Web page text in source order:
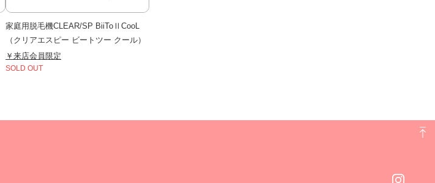
家庭用脱毛機CLEAR/SP BiiToⅡCooL
（クリアエスピー ビートツー クール）
￥来店会員限定
SOLD OUT